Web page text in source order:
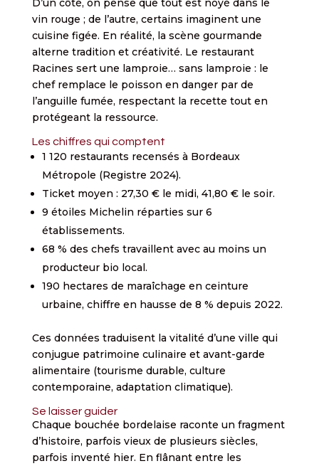
vin rouge ; de l’autre, certains imaginent une
cuisine figée. En réalité, la scène gourmande
alterne tradition et créativité. Le restaurant
Racines sert une lamproie… sans lamproie : le
chef remplace le poisson en danger par de
l’anguille fumée, respectant la recette tout en
protégeant la ressource.
Les chiffres qui comptent
1 120 restaurants recensés à Bordeaux
Métropole (Registre 2024).
Ticket moyen : 27,30 € le midi, 41,80 € le soir.
9 étoiles Michelin réparties sur 6
établissements.
68 % des chefs travaillent avec au moins un
producteur bio local.
190 hectares de maraîchage en ceinture
urbaine, chiffre en hausse de 8 % depuis 2022.
Ces données traduisent la vitalité d’une ville qui
conjugue patrimoine culinaire et avant-garde
alimentaire (tourisme durable, culture
contemporaine, adaptation climatique).
Se laisser guider
Chaque bouchée bordelaise raconte un fragment
d’histoire, parfois vieux de plusieurs siècles,
parfois inventé hier. En flânant entre les